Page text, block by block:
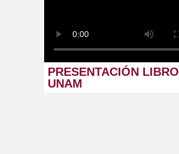
PRESENTACIÓN LIBRO
UNAM